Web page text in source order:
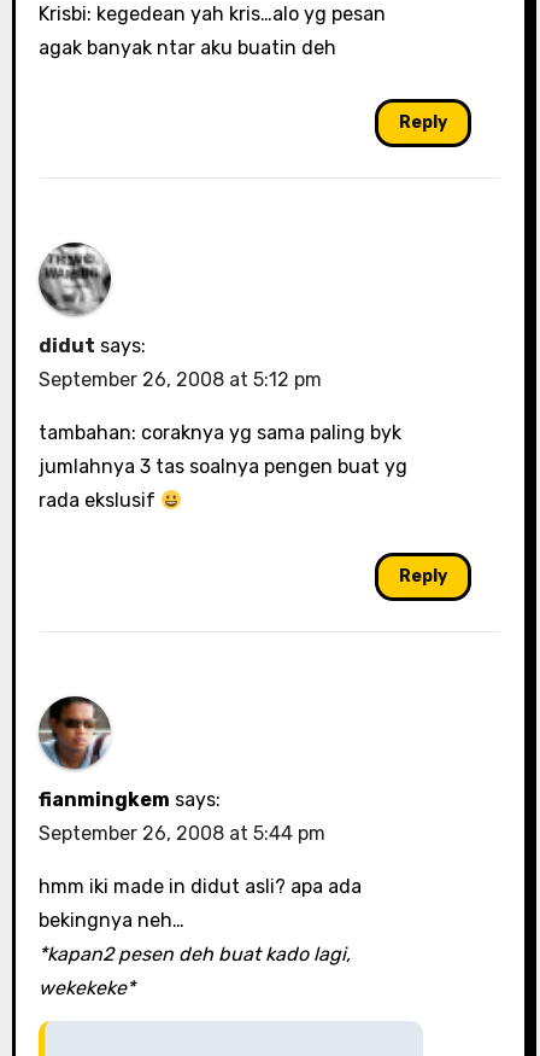
Krisbi: kegedean yah kris…alo yg pesan
agak banyak ntar aku buatin deh
Reply
didut says:
September 26, 2008 at 5:12 pm
tambahan: coraknya yg sama paling byk
jumlahnya 3 tas soalnya pengen buat yg
rada ekslusif
Reply
fianmingkem says:
September 26, 2008 at 5:44 pm
hmm iki made in didut asli? apa ada
bekingnya neh…
*kapan2 pesen deh buat kado lagi,
wekekeke*